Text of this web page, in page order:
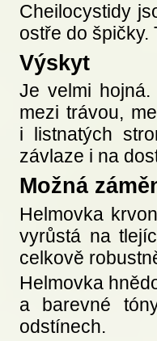
Cheilocystidy
ostře do špičky.
Výskyt
Je velmi
mezi trávou,
i listnatých
závlaze i na
Možná
Helmovka
vyrůstá na
celkově
Helmovka
a barevné
odstínech.